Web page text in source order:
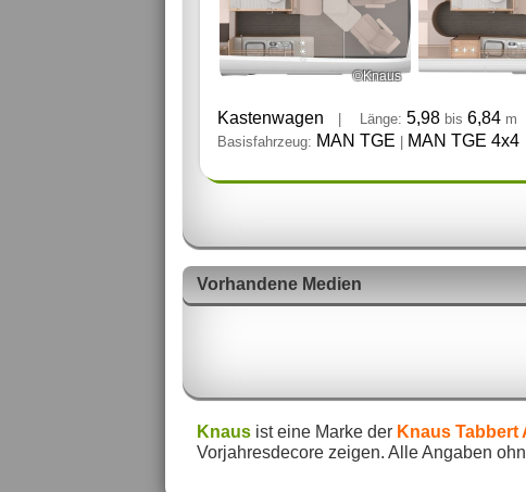
©Knaus
Kastenwagen Länge: 5,98 bis 6,84 m
Basisfahrzeug: MAN TGE MAN TGE 4x4
Vorhandene Medien
Knausist eine Marke der Knaus Tabbert
Vorjahresdecore zeigen. Alle Angaben